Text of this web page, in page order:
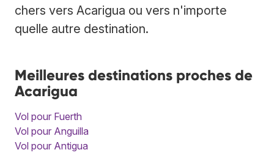
chers vers Acarigua ou vers n'importe
quelle autre destination.
Meilleures destinations proches de
Acarigua
Vol pour Fuerth
Vol pour Anguilla
Vol pour Antigua